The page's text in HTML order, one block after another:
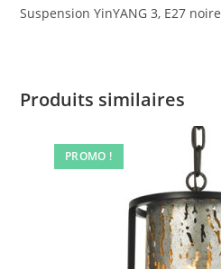
Suspension YinYANG 3, E27 noire
Produits similaires
PROMO !